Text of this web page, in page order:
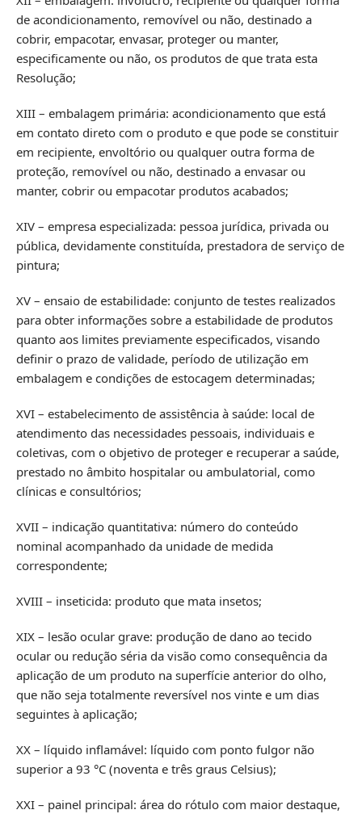
de acondicionamento, removível ou não, destinado a
cobrir, empacotar, envasar, proteger ou manter,
especificamente ou não, os produtos de que trata esta
Resolução;
XIII – embalagem primária: acondicionamento que está
em contato direto com o produto e que pode se constituir
em recipiente, envoltório ou qualquer outra forma de
proteção, removível ou não, destinado a envasar ou
manter, cobrir ou empacotar produtos acabados;
XIV – empresa especializada: pessoa jurídica, privada ou
pública, devidamente constituída, prestadora de serviço de
pintura;
XV – ensaio de estabilidade: conjunto de testes realizados
para obter informações sobre a estabilidade de produtos
quanto aos limites previamente especificados, visando
definir o prazo de validade, período de utilização em
embalagem e condições de estocagem determinadas;
XVI – estabelecimento de assistência à saúde: local de
atendimento das necessidades pessoais, individuais e
coletivas, com o objetivo de proteger e recuperar a saúde,
prestado no âmbito hospitalar ou ambulatorial, como
clínicas e consultórios;
XVII – indicação quantitativa: número do conteúdo
nominal acompanhado da unidade de medida
correspondente;
XVIII – inseticida: produto que mata insetos;
XIX – lesão ocular grave: produção de dano ao tecido
ocular ou redução séria da visão como consequência da
aplicação de um produto na superfície anterior do olho,
que não seja totalmente reversível nos vinte e um dias
seguintes à aplicação;
XX – líquido inflamável: líquido com ponto fulgor não
superior a 93 °C (noventa e três graus Celsius);
XXI – painel principal: área do rótulo com maior destaque,